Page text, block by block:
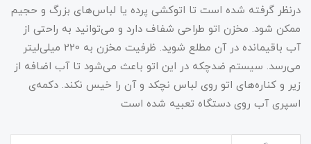
در‌نظر گرفته‌ شده است تا اتوکشی پرده یا لباس‌های بزرگ و حجیم
ممکن شود. مخزن اتو طراحی شفاف دارد و می‌توانید به راحتی از
آب باقیمانده در آن مطلع شوید. ظرفیت مخزن به 220 میلی‌لیتر
می‌رسد. سیستم ضدچکه در این اتو باعث می‌شود تا آب اضافه از
زیر و کناره‌های اتو روی لباس نچکد و آن را خیس نکند. دکمه‌ی
اسپری آب روی دستگاه تعبیه ‌شده است